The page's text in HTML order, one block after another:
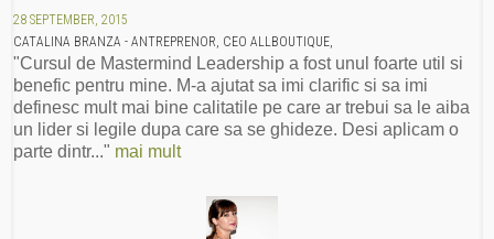
28 SEPTEMBER, 2015
CATALINA BRANZA - ANTREPRENOR, CEO ALLBOUTIQUE,
"Cursul de Mastermind Leadership a fost unul foarte util si
benefic pentru mine. M-a ajutat sa imi clarific si sa imi
definesc mult mai bine calitatile pe care ar trebui sa le aiba
un lider si legile dupa care sa se ghideze. Desi aplicam o
parte dintr..." mai mult